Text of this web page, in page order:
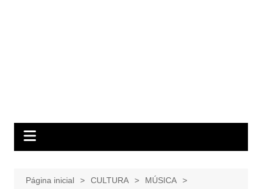
Página inicial CULTURA
MÚSICA